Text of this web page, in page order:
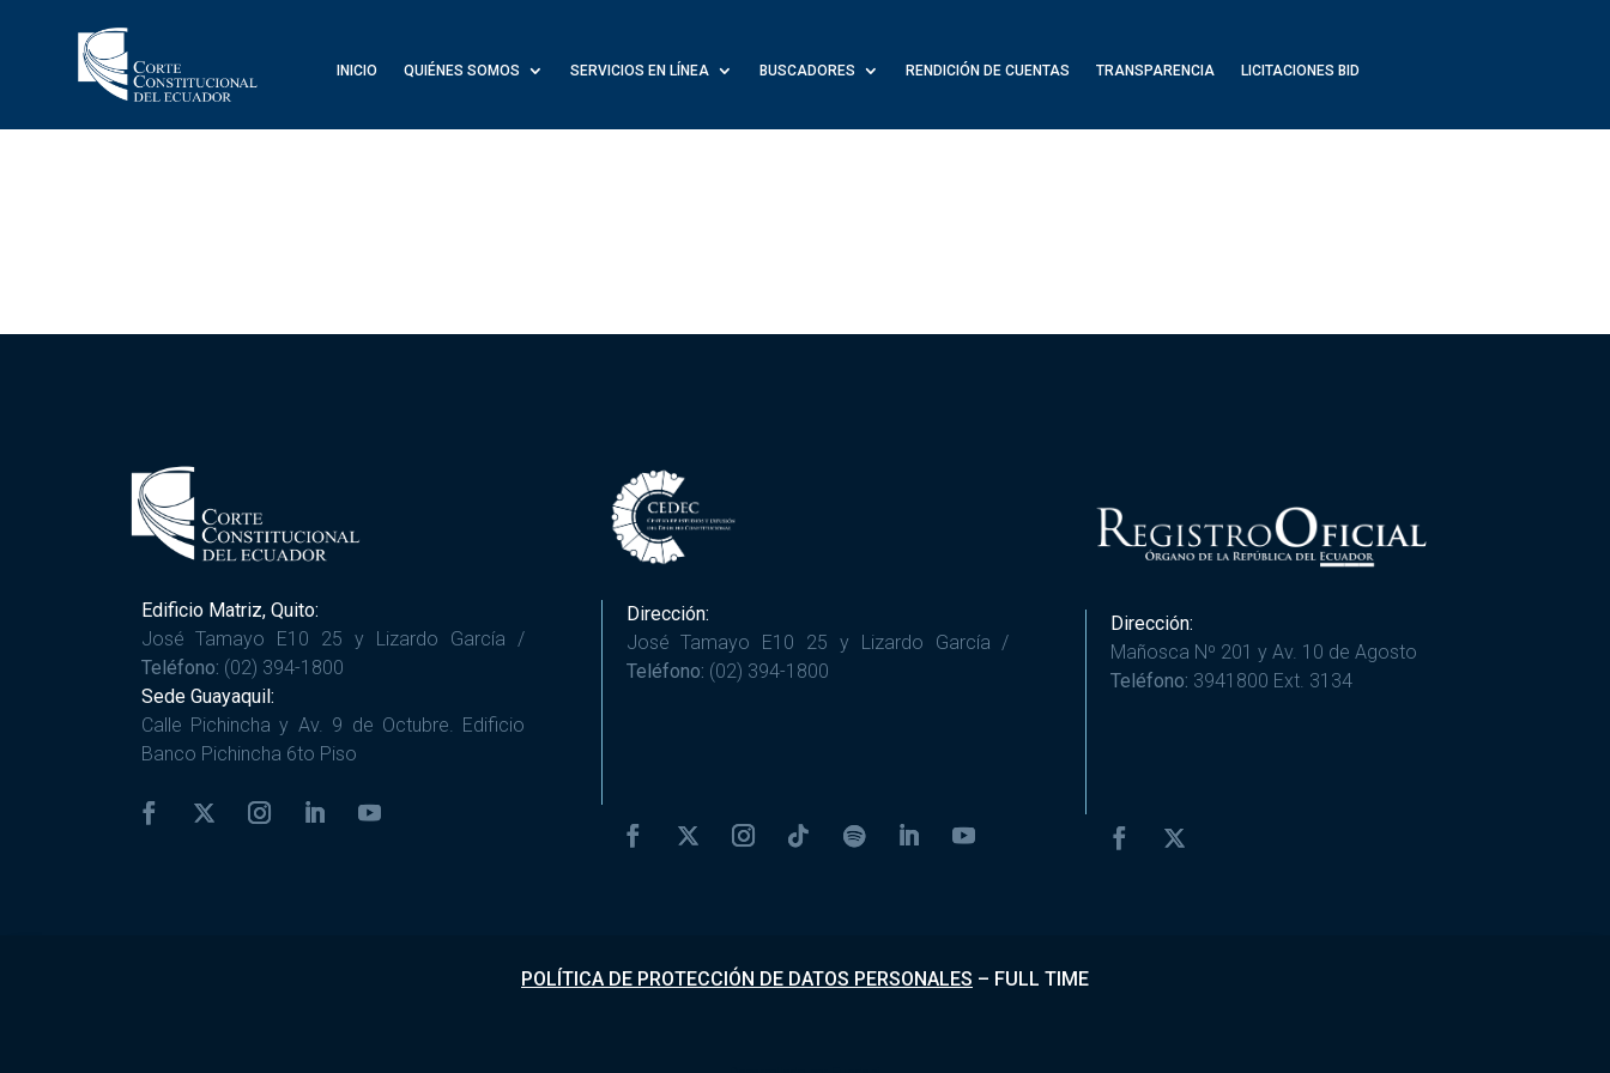
INICIO QUIÉNES SOMOS SERVICIOS EN LÍNEA BUSCADORES RENDICIÓN DE CUENTAS TRANSPARENCIA LICITACIONES BID
Edificio Matriz, Quito:
José Tamayo E10 25 y Lizardo García /
Teléfono: (02) 394-1800
Sede Guayaquil:
Calle Pichincha y Av. 9 de Octubre. Edificio
Banco Pichincha 6to Piso
Dirección:
José Tamayo E10 25 y Lizardo García /
Teléfono: (02) 394-1800
Dirección:
Mañosca Nº 201 y Av. 10 de Agosto
Teléfono: 3941800 Ext. 3134
POLÍTICA DE PROTECCIÓN DE DATOS PERSONALES – FULL TIME